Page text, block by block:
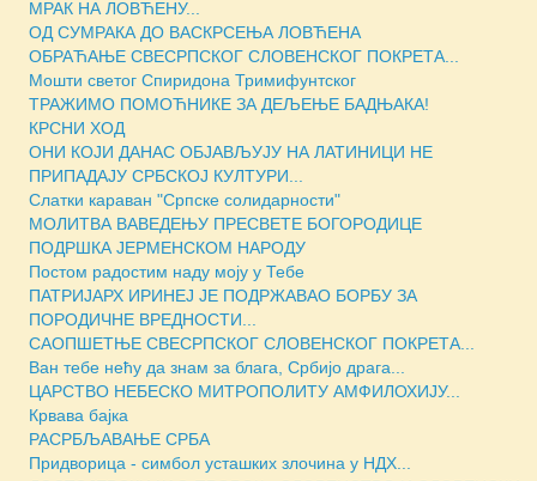
МРАК НА ЛОВЋЕНУ...
ОД СУМРАКА ДО ВАСКРСЕЊА ЛОВЋЕНА
ОБРАЋАЊЕ СВЕСРПСКОГ СЛОВЕНСКОГ ПОКРЕТА...
Мошти светог Спиридона Тримифунтског
ТРАЖИМО ПОМОЋНИКЕ ЗА ДЕЉЕЊЕ БАДЊАКА!
КРСНИ ХОД
ОНИ КОЈИ ДАНАС ОБЈАВЉУЈУ НА ЛАТИНИЦИ НЕ
ПРИПАДАЈУ СРБСКОЈ КУЛТУРИ...
Слатки караван "Српске солидарности"
МОЛИТВА ВАВЕДЕЊУ ПРЕСВЕТЕ БОГОРОДИЦЕ
ПОДРШКА ЈЕРМЕНСКОМ НАРОДУ
Постом радостим наду моју у Тебе
ПАТРИЈАРХ ИРИНЕЈ ЈЕ ПОДРЖАВАО БОРБУ ЗА
ПОРОДИЧНЕ ВРЕДНОСТИ...
САОПШЕТЊЕ СВЕСРПСКОГ СЛОВЕНСКОГ ПОКРЕТА...
Ван тебе нећу да знам за блага, Србијо драга...
ЦАРСТВО НЕБЕСКО МИТРОПОЛИТУ АМФИЛОХИЈУ...
Крвава бајка
РАСРБЉАВАЊЕ СРБА
Придворица - симбол усташких злочина у НДХ...